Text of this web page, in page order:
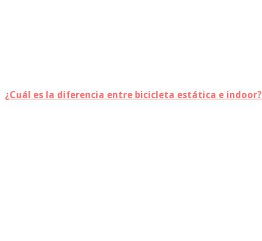
¿Cuál es la diferencia entre bicicleta estática e indoor?